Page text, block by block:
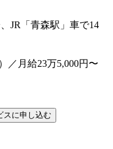
JR「青森駅」車で14
／月給23万5,000円〜
スに申し込む